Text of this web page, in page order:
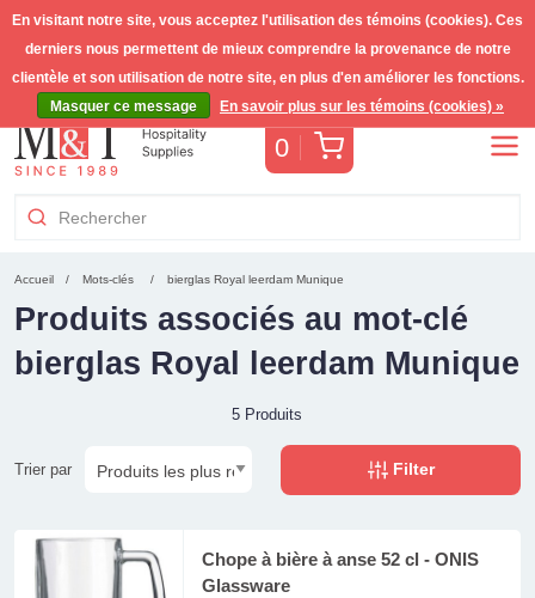
0 Panier
Accueil Mots-clés bierglas Royal leerdam Munique
Produits associés au mot-clé
bierglas Royal leerdam Munique
5 Produits
Trier par Filter
Chope à bière à anse 52 cl - ONIS
Glassware
En visitant notre site, vous acceptez l'utilisation des témoins (cookies). Ces
derniers nous permettent de mieux comprendre la provenance de notre
clientèle et son utilisation de notre site, en plus d'en améliorer les fonctions.
Masquer ce message
En savoir plus sur les témoins (cookies) »